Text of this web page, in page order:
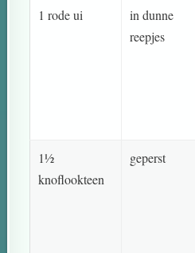
1 rode ui
in dunne
reepjes
1½
knoflookteen
geperst